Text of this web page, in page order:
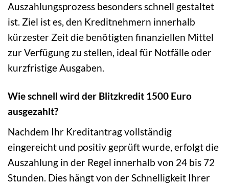
Auszahlungsprozess besonders schnell gestaltet
ist. Ziel ist es, den Kreditnehmern innerhalb
kürzester Zeit die benötigten finanziellen Mittel
zur Verfügung zu stellen, ideal für Notfälle oder
kurzfristige Ausgaben.
Wie schnell wird der Blitzkredit 1500 Euro
ausgezahlt?
Nachdem Ihr Kreditantrag vollständig
eingereicht und positiv geprüft wurde, erfolgt die
Auszahlung in der Regel innerhalb von 24 bis 72
Stunden. Dies hängt von der Schnelligkeit Ihrer